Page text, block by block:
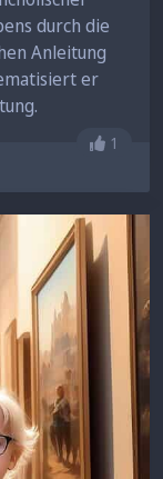
durch die
Anleitung
er
Gefällt
1